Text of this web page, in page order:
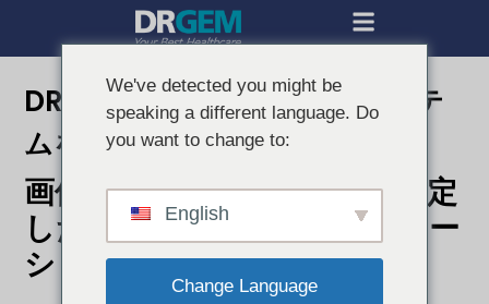
DRGEM、床・壁取り付けシステ
ムを発表
画像診断のための実用的で安定
した費用対効果の高いソリュー
ション
We've detected you might be
speaking a different language. Do
you want to change to:
English
Change Language